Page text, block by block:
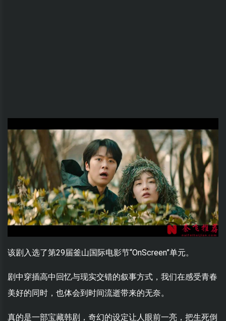
该剧入选了第29届釜山国际电影节“OnScreen”单元。
剧中穿插高中回忆与现实交错的叙事方式，我们在感受青春
美好的同时，也体会到时间流逝带来的无奈。
真的是一部宝藏韩剧，奇幻的设定让人眼前一亮，把生死倒